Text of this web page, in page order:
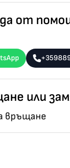
от
или
връщане